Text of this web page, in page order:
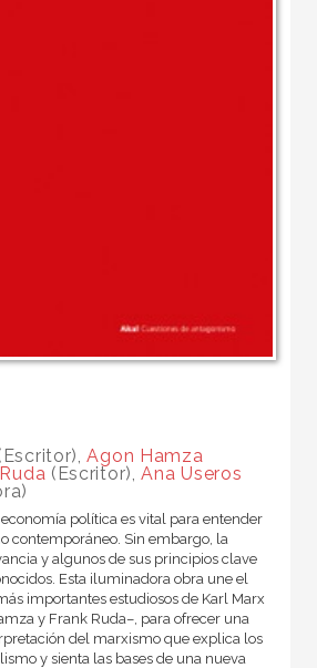
Agon Hamza
(Escritor),Ana Useros
política es vital para entender
contemporáneo. Sin embargo, la
y algunos de sus principios clave
Esta iluminadora obra une el
importantes estudiosos de Karl Marx
y Frank Ruda–, para ofrecer una
del marxismo que explica los
y sienta las bases de una nueva